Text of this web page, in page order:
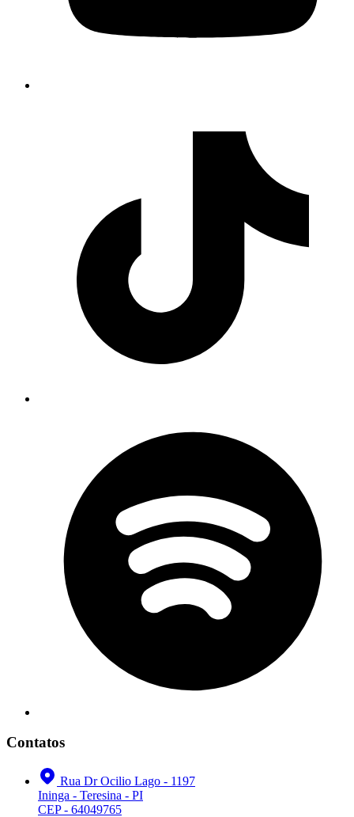
Contatos
Rua Dr Ocilio Lago - 1197
Ininga - Teresina - PI
CEP - 64049765